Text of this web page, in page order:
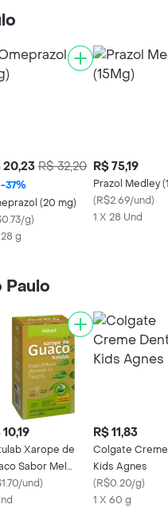
20,23 R$ 32,20
-37%
(20 mg)
g)
g
R$ 75,19
Prazol Medley
(R$2.69/und)
1 X 28 Und
Xarope de
Sabor Mel
ml 100ml com
Dosador
und)
R$ 11,83
Colgate Creme
Kids Agnes
(R$0.20/g)
1 X 60 g